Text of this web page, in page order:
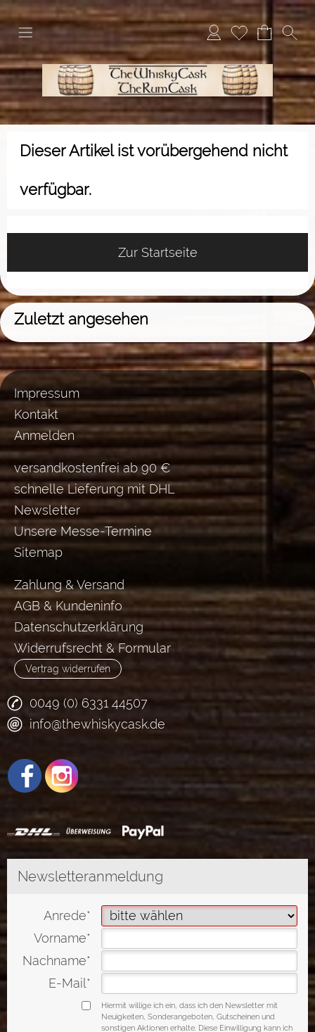
Dieser Artikel ist vorübergehend nicht
verfügbar.
Zur Startseite
Zuletzt angesehen
Impressum
Kontakt
Anmelden
versandkostenfrei ab 90 €
schnelle Lieferung mit DHL
Newsletter
Unsere Messe-Termine
Sitemap
Zahlung & Versand
AGB & Kundeninfo
Datenschutzerklärung
Widerrufsrecht & Formular
Vertrag widerrufen
0049 (0) 6331 44507
info@thewhiskycask.de